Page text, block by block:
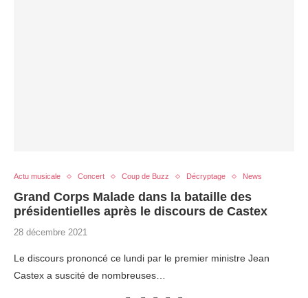
Actu musicale Concert Coup de Buzz Décryptage News
Grand Corps Malade dans la bataille des
présidentielles après le discours de Castex
28 décembre 2021
Le discours prononcé ce lundi par le premier ministre Jean
Castex a suscité de nombreuses…